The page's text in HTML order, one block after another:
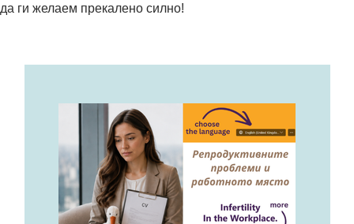
да ги желаем прекалено силно!